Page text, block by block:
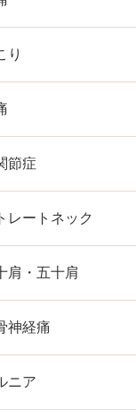
り
節症
レートネック
肩・五十肩
神経痛
ニア